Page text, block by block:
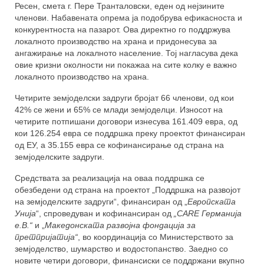
За спроведувачите
За тимот
Можности за поддршка
Публикации
ЧПП
Контакт
Ресен, смета г. Пере Транталовски, еден од нејзините
членови. Набавената опрема ја подобрува ефикасноста и
конкурентноста на пазарот. Ова директно го поддржува
локалното производство на храна и придонесува за
ангажирање на локалното население. Тој нагласува дека
овие кризни околности ни покажаа на сите колку е важно
локалното производство на храна.
Четирите земјоделски задруги бројат 66 членови, од кои
42% се жени и 65% се млади земјоделци. Износот на
четирите потпишани договори изнесува 161.409 евра, од
кои 126.254 евра се поддршка преку проектот финансиран
од ЕУ, а 35.155 евра се кофинансирање од страна на
земјоделските задруги.
Средствата за реализација на оваа поддршка се
обезбедени од страна на проектот „Поддршка на развојот
на земјоделските задруги“, финансиран од „Европската
Унија“, спроведуван и кофинансиран од „CAREГерманија
е.В.“ и „Македонската развојна фондација за
претпријатија“, во координација со Министерството за
земјоделство, шумарство и водостопанство. Заедно со
новите четири договори, финансиски се поддржани вкупно